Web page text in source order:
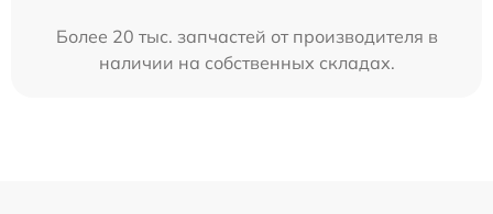
Более 20 тыс. запчастей от производителя в
наличии на собственных складах.